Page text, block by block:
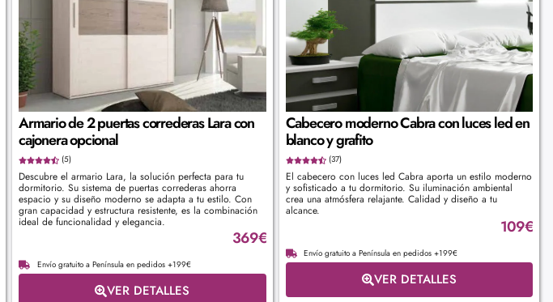
Armario de 2 puertas correderas Lara con
cajonera opcional
(5)
Descubre el armario Lara, la solución perfecta para tu
dormitorio. Su sistema de puertas correderas ahorra
espacio y su diseño moderno se adapta a tu estilo. Con
gran capacidad y estructura resistente, es la combinación
ideal de funcionalidad y elegancia.
369€
Envío gratuito a Península en pedidos +199€
VER DETALLES
Cabecero moderno Cabra con luces led en
blanco y grafito
(37)
El cabecero con luces led Cabra aporta un estilo moderno
y sofisticado a tu dormitorio. Su iluminación ambiental
crea una atmósfera relajante. Calidad y diseño a tu
alcance.
109€
Envío gratuito a Península en pedidos +199€
VER DETALLES